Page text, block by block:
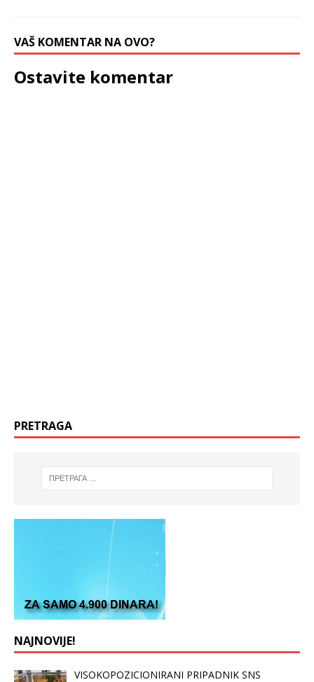
VAŠ KOMENTAR NA OVO?
Ostavite komentar
PRETRAGA
NAJNOVIJE!
VISOKOPOZICIONIRANI PRIPADNIK SNS